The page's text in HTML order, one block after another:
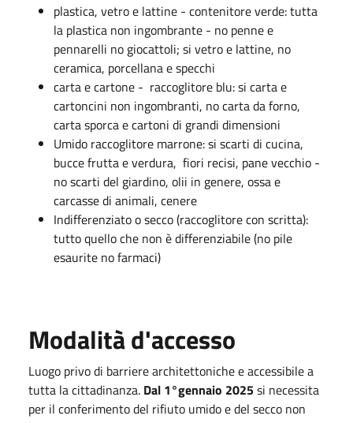
plastica, vetro e lattine - contenitore verde: tutta
la plastica non ingombrante - no penne e
pennarelli no giocattoli; si vetro e lattine, no
ceramica, porcellana e specchi
carta e cartone - raccoglitore blu: si carta e
cartoncini non ingombranti, no carta da forno,
carta sporca e cartoni di grandi dimensioni
Umido raccoglitore marrone: si scarti di cucina,
bucce frutta e verdura, fiori recisi, pane vecchio -
no scarti del giardino, olii in genere, ossa e
carcasse di animali, cenere
Indifferenziato o secco (raccoglitore con scritta):
tutto quello che non è differenziabile (no pile
esaurite no farmaci)
Modalità d'accesso
Luogo privo di barriere architettoniche e accessibile a
tutta la cittadinanza. Dal 1°gennaio 2025si necessita
per il conferimento del rifiuto umido e del secco non